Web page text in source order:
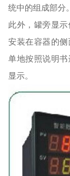
统中的组成部分。
此外，罐旁显
安装在容器的
单地按照说明
显示。